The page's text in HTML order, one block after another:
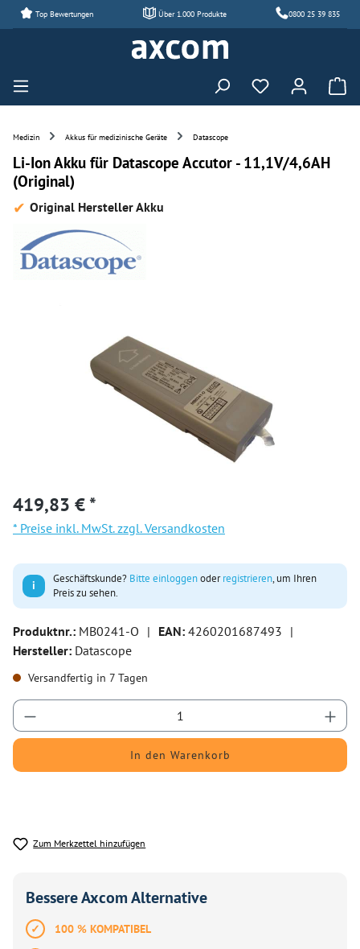
Zum Hauptinhalt springen
Top Bewertungen Über 1.000 Produkte 0800 25 39 835
Du hast 0
Medizin Akkus für medizinische Geräte Datascope
Li-Ion Akku für Datascope Accutor - 11,1V/4,6AH
(Original)
Original Hersteller Akku
419,83 € *
* Preise inkl. MwSt. zzgl. Versandkosten
i Geschäftskunde? Bitte einloggenoderregistrieren, um Ihren
Preis zu sehen.
Produktnr.: MB0241-O | EAN: 4260201687493 |
Hersteller: Datascope
Versandfertig in 7 Tagen
Produkt Anzahl: Gib den gewünschten Wert
In den Warenkorb
Zum Merkzettel hinzufügen
Bessere Axcom Alternative
100 % KOMPATIBEL